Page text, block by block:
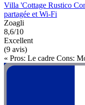
Villa 'Cottage Rustico
partagée et Wi-Fi
Zoagli
8,6/10
Excellent
(9 avis)
« Pros: Le cadre Cons: